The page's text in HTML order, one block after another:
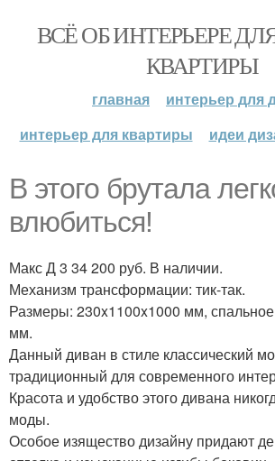
ВСЁ ОБ ИНТЕРЬЕРЕ
КВАРТИРЫ
главная
интерьер для
интерьер для квартиры
идеи
В этого брутала
влюбиться!
Макс Д 3 34 200 руб. В наличии.
Механизм трансформации: тик-так.
Размеры: 230x1100x1000 мм,
мм.
Данный диван в стиле классический
традиционный для современного
Красота и удобство этого дивана
моды.
Особое изящество дизайну придают